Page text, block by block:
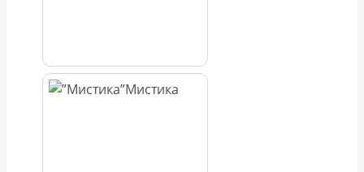
Мистика